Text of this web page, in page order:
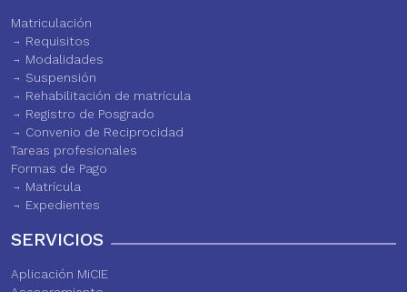
Matriculación
Requisitos
Modalidades
Suspensión
Rehabilitación de matrícula
Registro de Posgrado
Convenio de Reciprocidad
Tareas profesionales
Formas de Pago
Matrícula
Expedientes
SERVICIOS
Aplicación MiCIE